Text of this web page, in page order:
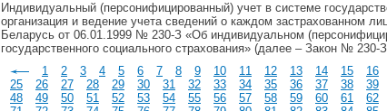
Индивидуальный (персонифицированный) учет в системе
организация и ведение учета сведений о каждом застрахованном
Беларусь от 06.01.1999 № 230-З «Об индивидуальном
государственного социального страхования» (далее – Закон № 230-
1
2 3 4 5 6 7 8 9 10 11 12 13 14 15 16
25
26 27 28 29 30 31 32 33 34 35 36 37 38 39
48
49 50 51 52 53 54 55 56 57 58 59 60 61 62